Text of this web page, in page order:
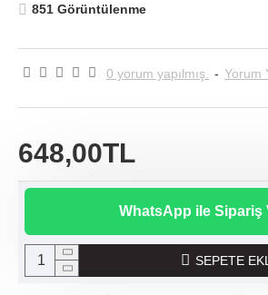
851 Görüntülenme
0 yorum yapılmış. - Yorum
648,00TL
WhatsApp ile Sipariş
SEPETE